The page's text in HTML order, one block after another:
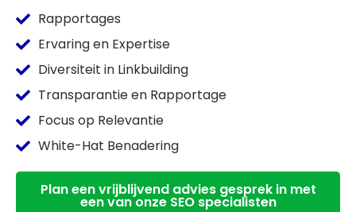
Rapportages
Ervaring en Expertise
Diversiteit in Linkbuilding
Transparantie en Rapportage
Focus op Relevantie
White-Hat Benadering
Plan een vrijblijvend advies gesprek in met
een van onze SEO specialisten